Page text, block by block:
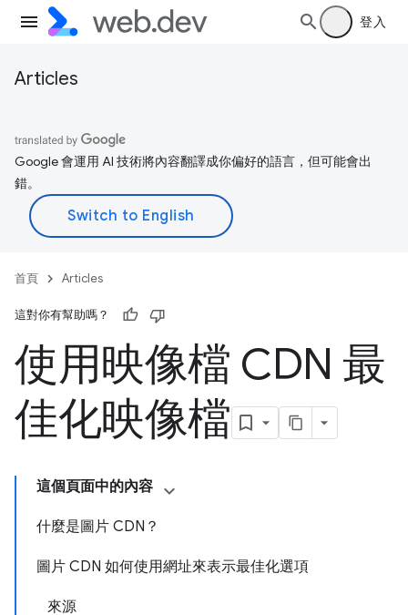
登入
Articles
Google 會運用 AI 技術將內容翻譯成你偏好的語言，但可能會出
錯。
首頁 Articles
這對你有幫助嗎？
使用映像檔 CDN 最
佳化映像檔
這個頁面中的內容
什麼是圖片 CDN？
圖片 CDN 如何使用網址來表示最佳化選項
來源